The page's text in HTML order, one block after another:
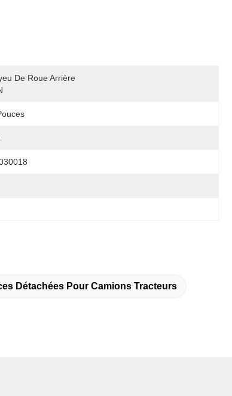
De Roue Arrière
Détachées Pour Camions Tracteurs